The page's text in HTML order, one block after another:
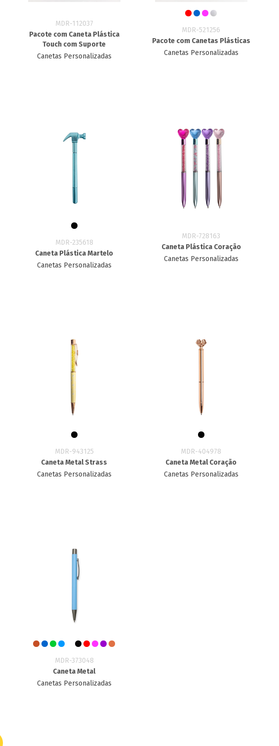
MDR-112037
Pacote com Caneta Plástica
Touch com Suporte
Canetas Personalizadas
MDR-521256
Pacote com Canetas Plásticas
Canetas Personalizadas
MDR-235618
Caneta Plástica Martelo
Canetas Personalizadas
MDR-728163
Caneta Plástica Coração
Canetas Personalizadas
MDR-943125
Caneta Metal Strass
Canetas Personalizadas
MDR-404978
Caneta Metal Coração
Canetas Personalizadas
MDR-373048
Caneta Metal
Canetas Personalizadas